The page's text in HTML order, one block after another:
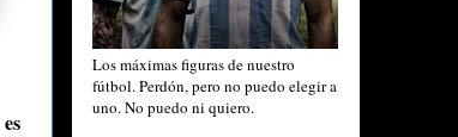
es
Los máximas figuras de nuestro
fútbol. Perdón, pero no puedo elegir a
uno. No puedo ni quiero.